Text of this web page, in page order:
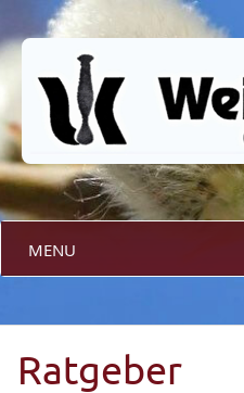
MENU
Ratgeber